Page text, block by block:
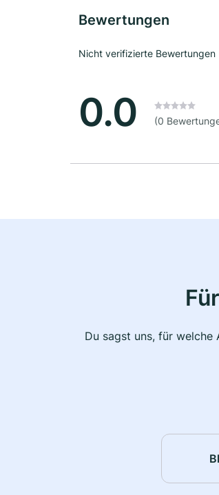
Bewertungen
Nicht verifizierte Bewertungen
0.0 (0
Du sagst uns, für